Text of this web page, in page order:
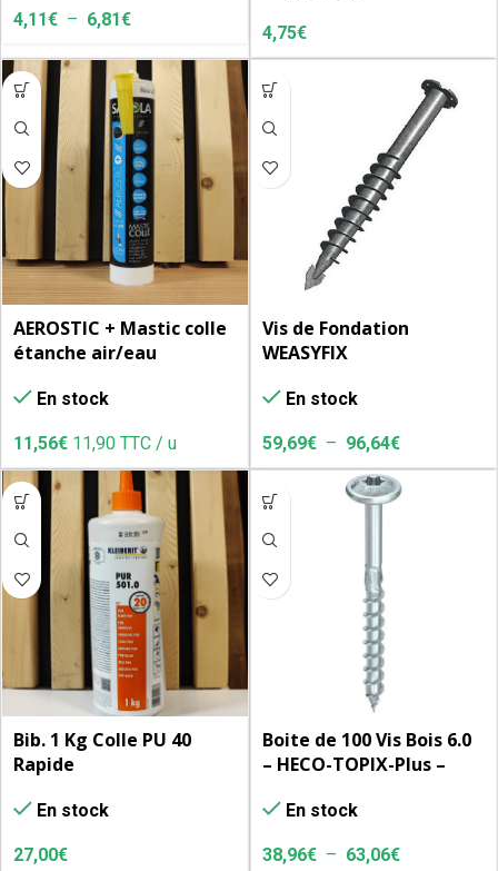
4,11€ – 6,81€
4,75€
AEROSTIC + Mastic colle
étanche air/eau
En stock
11,56€ 11,90 TTC / u
Vis de Fondation
WEASYFIX
En stock
59,69€ – 96,64€
Bib. 1 Kg Colle PU 40
Rapide
En stock
27,00€
Boite de 100 Vis Bois 6.0
– HECO-TOPIX-Plus –
En stock
38,96€ – 63,06€